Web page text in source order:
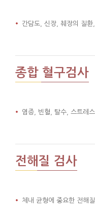
간담도, 신장, 췌장의 질환
종합 혈구검사
염증, 빈혈, 탈수, 스트레
전해질 검사
체내 균형에 중요한 전해